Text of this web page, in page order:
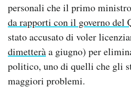
personali che il primo
da rapporti con il governo del
stato accusato di voler
dimetteràa giugno) per
politico, uno di quelli che gli
maggiori problemi.